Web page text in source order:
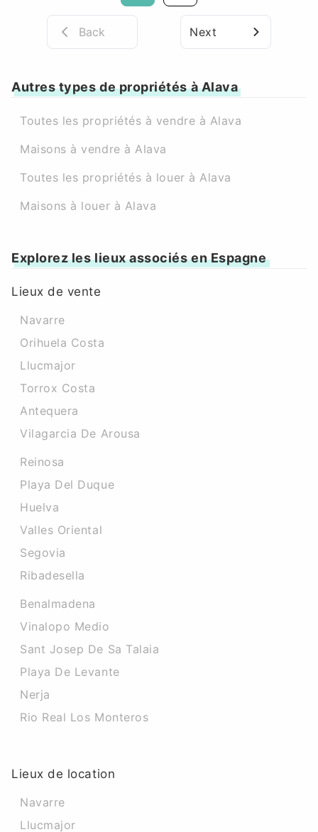
Back Next
Autres types de propriétés à Alava
Toutes les propriétés à vendre à Alava
Maisons à vendre à Alava
Toutes les propriétés à louer à Alava
Maisons à louer à Alava
Explorez les lieux associés en Espagne
Lieux de vente
Navarre
Orihuela Costa
Llucmajor
Torrox Costa
Antequera
Vilagarcia De Arousa
Reinosa
Playa Del Duque
Huelva
Valles Oriental
Segovia
Ribadesella
Benalmadena
Vinalopo Medio
Sant Josep De Sa Talaia
Playa De Levante
Nerja
Rio Real Los Monteros
Lieux de location
Navarre
Llucmajor